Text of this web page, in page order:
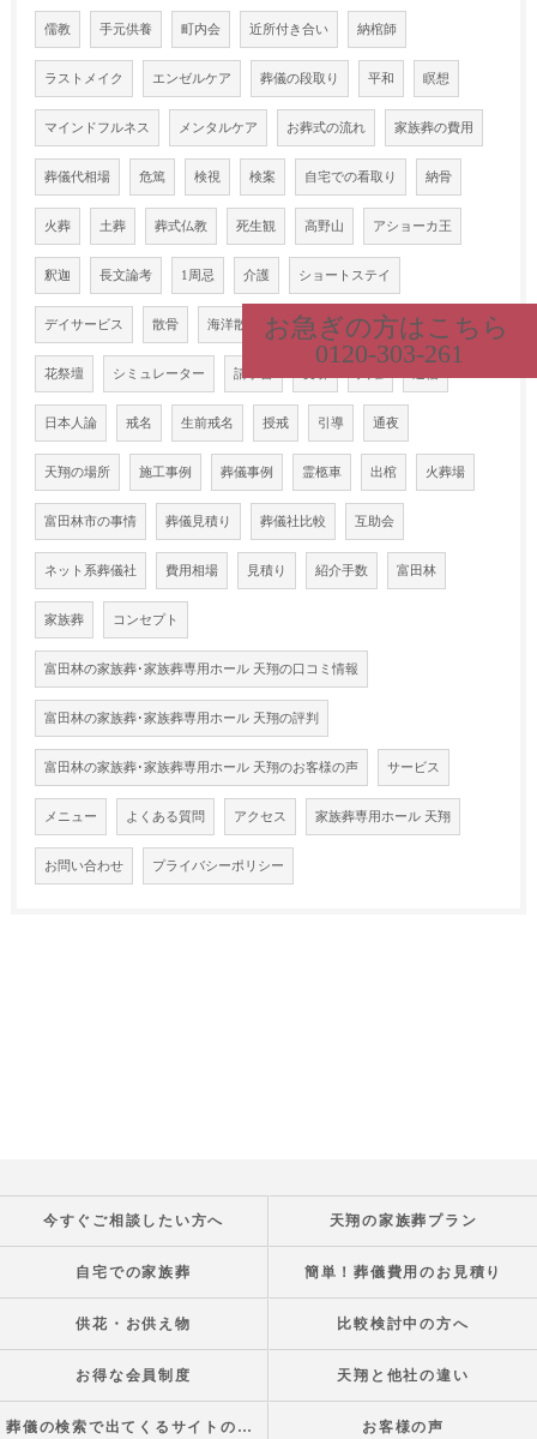
儒教 手元供養 町内会 近所付き合い 納棺師
ラストメイク エンゼルケア 葬儀の段取り 平和 瞑想
マインドフルネス メンタルケア お葬式の流れ 家族葬の費用
葬儀代相場 危篤 検視 検案 自宅での看取り 納骨
火葬 土葬 葬式仏教 死生観 高野山 アショーカ王
釈迦 長文論考 1周忌 介護 ショートステイ
デイサービス 散骨 海洋散骨 散骨法律 集団就職 祭壇
花祭壇 シミュレーター 請求書
日本人論 戒名 生前戒名 授戒 引導 通夜
天翔の場所 施工事例 葬儀事例 霊柩車 出棺 火葬場
富田林市の事情 葬儀見積り 葬儀社比較 互助会
ネット系葬儀社 費用相場 見積り 紹介手数 富田林
家族葬 コンセプト
富田林の家族葬･家族葬専用ホール 天翔の口コミ情報
富田林の家族葬･家族葬専用ホール 天翔の評判
富田林の家族葬･家族葬専用ホール 天翔のお客様の声 サービス
メニュー よくある質問 アクセス 家族葬専用ホール 天翔
お問い合わせ プライバシーポリシー
お急ぎの方はこちら
0120-303-261
今すぐご相談したい方へ 天翔の家族葬プラン
自宅での家族葬 簡単！葬儀費用のお見積り
供花・お供え物 比較検討中の方へ
お得な会員制度 天翔と他社の違い
葬儀の検索で出てくるサイトの正体 お客様の声